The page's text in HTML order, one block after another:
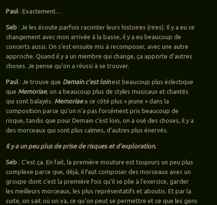
Paul : Exactement…
Seb : Je les écoute parfois raconter leurs histoires (rires). Il y a eu ce
changement avec mon arrivée à la basse, il y a eu beaucoup de
concerts aussi. On s’est ensuite mis à recomposer, avec une autre
approche. Quand il y a un membre qui change, ça apporte d’autres
choses. Je pense qu’on a réussi à se trouver.
Paul : Je trouve que Demain c’est loinest beaucoup plus éclectique
que Memoriae, on a beaucoup plus de styles musicaux et chantés
qui sont balayés. Memoriaea ce côté plus « jeune » dans la
composition parce qu’on n’a pas forcément pris beaucoup de
risque, tandis que pour Demain c’est loin, on a osé des choses, il y a
des morceaux qui sont plus calmes, d’autres plus énervés.
Il y a un peu plus de prise de risques et d’exploration.
Seb : C’est ça. En fait, la première mouture est toujours un peu plus
complexe parce que, déjà, il faut composer des morceaux avec un
groupe dont c’est la première fois qu’il se plie à l’exercice, garder
les meilleurs morceaux, les plus représentatifs et aboutis. Et par la
suite, on sait où on va, ce qu’on peut se permettre et ce que les gens